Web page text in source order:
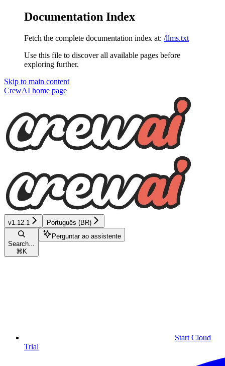
Documentation Index
Fetch the complete documentation index at: /llms.txt
Use this file to discover all available pages before
exploring further.
Skip to main content
CrewAI home page
v1.12.1 Português (BR)
Search...
⌘ K
Perguntar ao assistente
Start Cloud
Trial